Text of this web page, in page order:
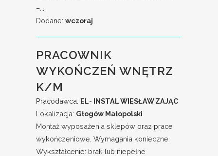
–...
Dodane: wczoraj
PRACOWNIK
WYKOŃCZEŃ WNĘTRZ
K/M
Pracodawca: EL- INSTAL WIESŁAW ZAJĄC
Lokalizacja: Głogów Małopolski
Montaż wyposażenia sklepów oraz prace
wykończeniowe. Wymagania konieczne:
Wykształcenie: brak lub niepełne